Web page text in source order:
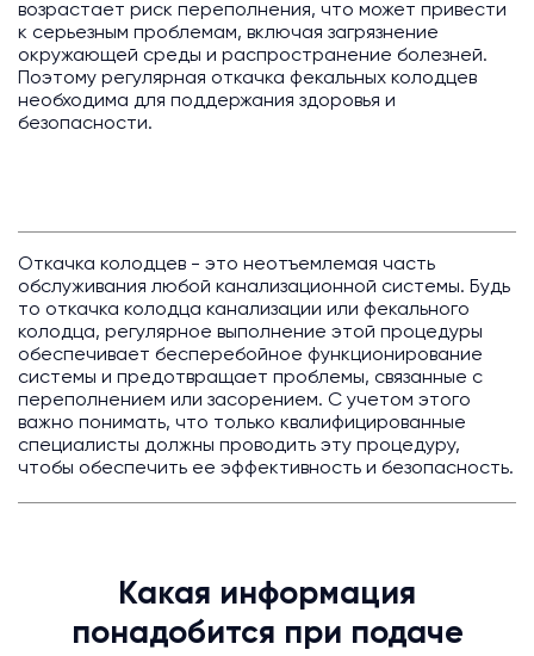
возрастает риск переполнения, что может привести
к серьезным проблемам, включая загрязнение
окружающей среды и распространение болезней.
Поэтому регулярная откачка фекальных колодцев
необходима для поддержания здоровья и
безопасности.
Откачка колодцев - это неотъемлемая часть
обслуживания любой канализационной системы. Будь
то откачка колодца канализации или фекального
колодца, регулярное выполнение этой процедуры
обеспечивает бесперебойное функционирование
системы и предотвращает проблемы, связанные с
переполнением или засорением. С учетом этого
важно понимать, что только квалифицированные
специалисты должны проводить эту процедуру,
чтобы обеспечить ее эффективность и безопасность.
Какая информация
понадобится при подаче